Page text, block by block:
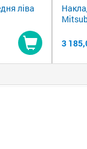
ліва
Купити
3